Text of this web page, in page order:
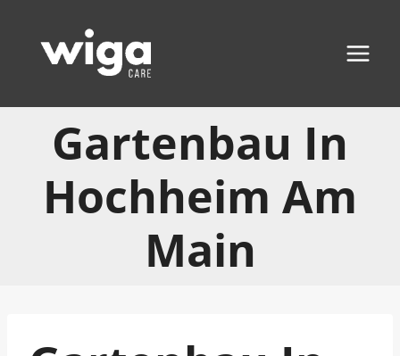
Inhalt
springen
Gartenbau In
Hochheim Am
Main